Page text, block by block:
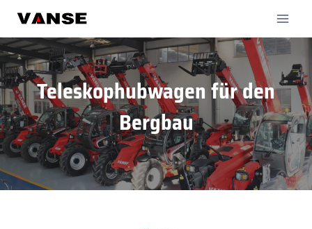
Inhalt
springen
Teleskophubwagen für den
Bergbau